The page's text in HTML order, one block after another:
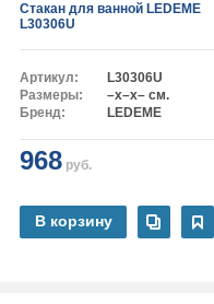
Стакан для ванной LEDEME
L30306U
Артикул:
L30306U
Размеры:
–x–x– см.
Бренд:
LEDEME
968 руб.
В корзину